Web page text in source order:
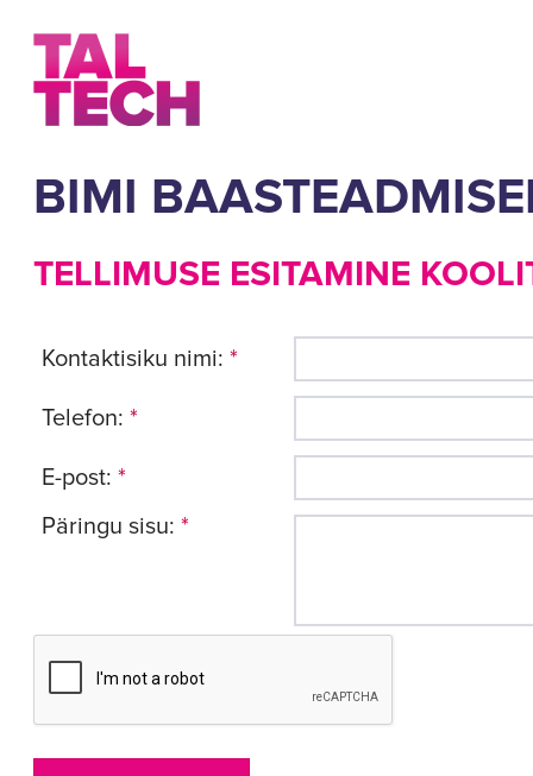
BIMI
TELLIMUSE ESITAMINE
Kontaktisiku nimi: *
Telefon: *
E-post: *
Päringu sisu: *